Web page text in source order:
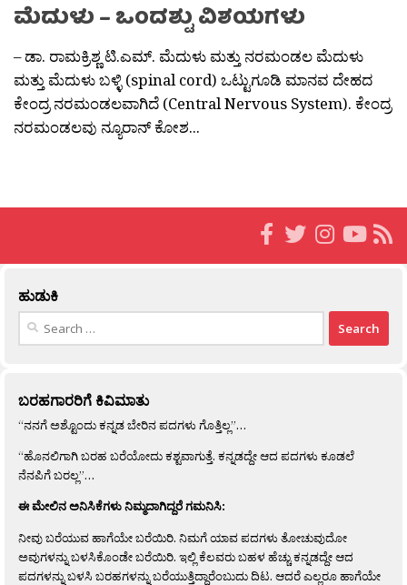
ಮೆದುಳು – ಒಂದಶ್ಟು ವಿಶಯಗಳು
– ಡಾ. ರಾಮಕ್ರಿಶ್ಣ ಟಿ.ಎಮ್. ಮೆದುಳು ಮತ್ತು ನರಮಂಡಲ ಮೆದುಳು
ಮತ್ತು ಮೆದುಳು ಬಳ್ಳಿ (spinal cord) ಒಟ್ಟುಗೂಡಿ ಮಾನವ ದೇಹದ
ಕೇಂದ್ರ ನರಮಂಡಲವಾಗಿದೆ (Central Nervous System). ಕೇಂದ್ರ
ನರಮಂಡಲವು ನ್ಯೂರಾನ್ ಕೋಶ...
ಹುಡುಕಿ
Search
ಬರಹಗಾರರಿಗೆ ಕಿವಿಮಾತು
“ನನಗೆ ಅಶ್ಟೊಂದು ಕನ್ನಡ ಬೇರಿನ ಪದಗಳು ಗೊತ್ತಿಲ್ಲ”…
“ಹೊನಲಿಗಾಗಿ ಬರಹ ಬರೆಯೋದು ಕಶ್ಟವಾಗುತ್ತೆ. ಕನ್ನಡದ್ದೇ ಆದ ಪದಗಳು ಕೂಡಲೆ
ನೆನಪಿಗೆ ಬರಲ್ಲ”…
ಈ ಮೇಲಿನ ಅನಿಸಿಕೆಗಳು ನಿಮ್ಮದಾಗಿದ್ದರೆ ಗಮನಿಸಿ:
ನೀವು ಬರೆಯುವ ಹಾಗೆಯೇ ಬರೆಯಿರಿ. ನಿಮಗೆ ಯಾವ ಪದಗಳು ತೋಚುವುದೋ
ಅವುಗಳನ್ನು ಬಳಸಿಕೊಂಡೇ ಬರೆಯಿರಿ. ಇಲ್ಲಿ ಕೆಲವರು ಬಹಳ ಹೆಚ್ಚು ಕನ್ನಡದ್ದೇ ಆದ
ಪದಗಳನ್ನು ಬಳಸಿ ಬರಹಗಳನ್ನು ಬರೆಯುತ್ತಿದ್ದಾರೆಂಬುದು ದಿಟ. ಆದರೆ ಎಲ್ಲರೂ ಹಾಗೆಯೇ